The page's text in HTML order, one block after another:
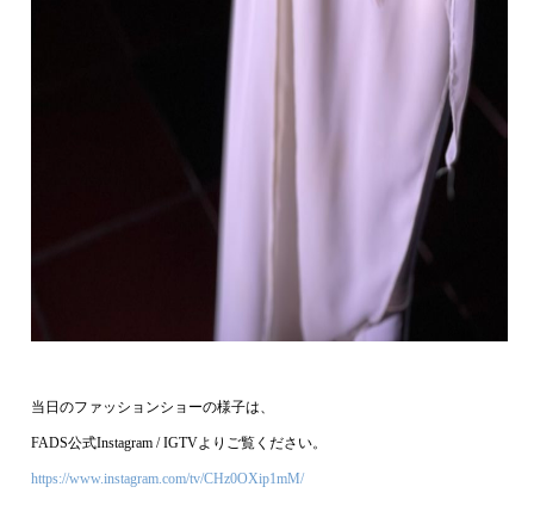
当日のファッションショーの様子は、
FADS公式Instagram / IGTVよりご覧ください。
https://www.instagram.com/tv/CHz0OXip1mM/